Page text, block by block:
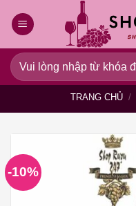
qua
dung
Tìm
kiếm:
TRANG CHỦ /
-10%